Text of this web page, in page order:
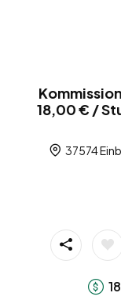
18,00 € /
37574
18